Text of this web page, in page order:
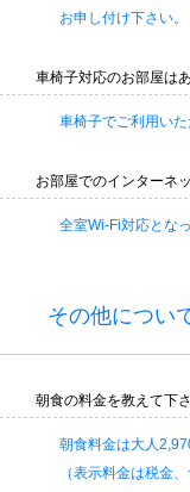
お申し付け下さい。
車椅子対応のお部屋は
車椅子でご利用い
お部屋でのインターネ
全室Wi-Fi対応とな
その他につい
朝食の料金を教えて下さ
朝食料金は大人
（表示料金は税金